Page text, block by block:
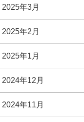
2025年3月
2025年2月
2025年1月
2024年12月
2024年11月